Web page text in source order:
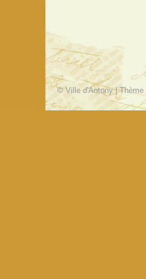
© Ville d'Antony | Thème